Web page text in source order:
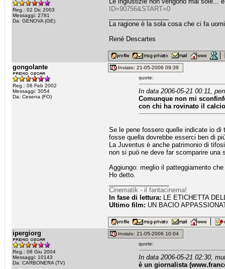
Reg.: 02 Dic 2003
Messaggi: 2781
Da: GENOVA (GE)
ID=90756&START=0
La ragione è la sola cosa che ci fa
René Descartes
gongolante
Reg.: 06 Feb 2002
Messaggi: 3054
Da: Cesena (FO)
Inviato: 21-05-2006 09:39
quote:
In data 2006-05-21 00:11,
Comunque non mi
con chi ha rovinato il
Se le pene fossero quelle indicate io
fosse quella dovrebbe esserci ben di
La Juventus è anche patrimonio di
non si può ne deve far scomparire una
Aggiungo: meglio il patteggiamento
Ho detto.
Cinematik - il fantacinema!
In fase di lettura: LE ETICHETTA
Ultimo film: UN BACIO
ipergiorg
Reg.: 08 Giu 2004
Messaggi: 10143
Da: CARBONERA (TV)
Inviato: 21-05-2006 10:04
quote:
In data 2006-05-21 02:30,
è un giornalista